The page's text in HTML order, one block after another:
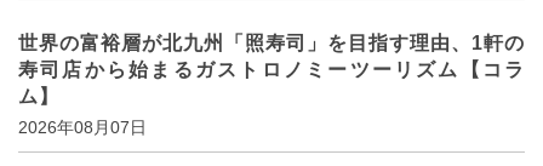
世界の富裕層が北九州「照寿司」を目指す理由、1軒の
寿司店から始まるガストロノミーツーリズム【コラ
ム】
2026年08月07日